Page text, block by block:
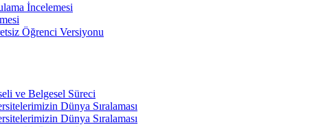
İncelemesi
Öğrenci Versiyonu
ve Belgesel Süreci
Dünya Sıralaması
Dünya Sıralaması